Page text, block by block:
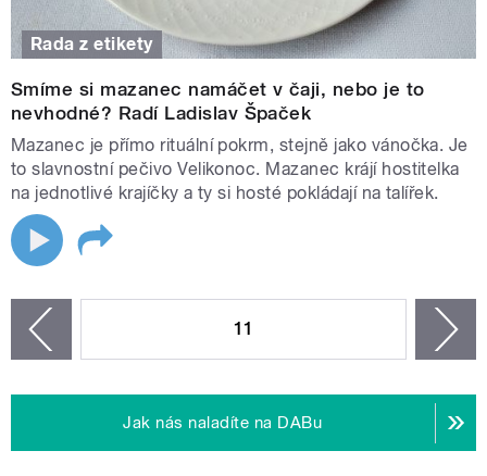
Rada z etikety
Smíme si mazanec namáčet v čaji, nebo je to
nevhodné? Radí Ladislav Špaček
Mazanec je přímo rituální pokrm, stejně jako vánočka. Je
to slavnostní pečivo Velikonoc. Mazanec krájí hostitelka
na jednotlivé krajíčky a ty si hosté pokládají na talířek.
11
Jak nás naladíte na DABu